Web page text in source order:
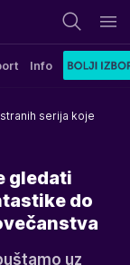
Info
serija koje
gledati
do
uz